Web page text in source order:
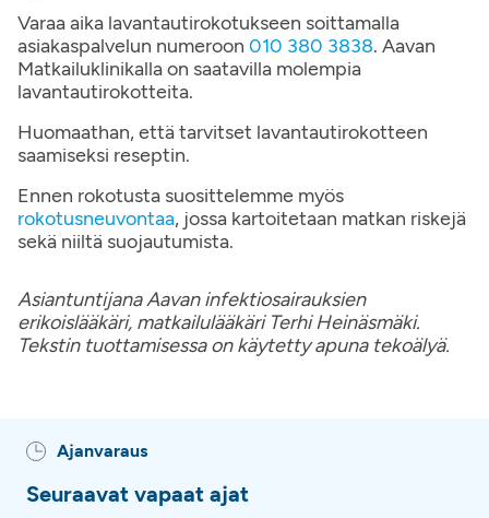
Varaa aika lavantautirokotukseen soittamalla
asiakaspalvelun numeroon 010 380 3838. Aavan
Matkailuklinikalla on saatavilla molempia
lavantautirokotteita.
Huomaathan, että tarvitset lavantautirokotteen
saamiseksi reseptin.
Ennen rokotusta suosittelemme myös
rokotusneuvontaa, jossa kartoitetaan matkan riskejä
sekä niiltä suojautumista.
Asiantuntijana Aavaninfektiosairauksien
erikoislääkäri, matkailulääkäri Terhi Heinäsmäki.
Tekstin tuottamisessa on käytetty apuna tekoälyä.
Ajanvaraus
Seuraavat vapaat ajat